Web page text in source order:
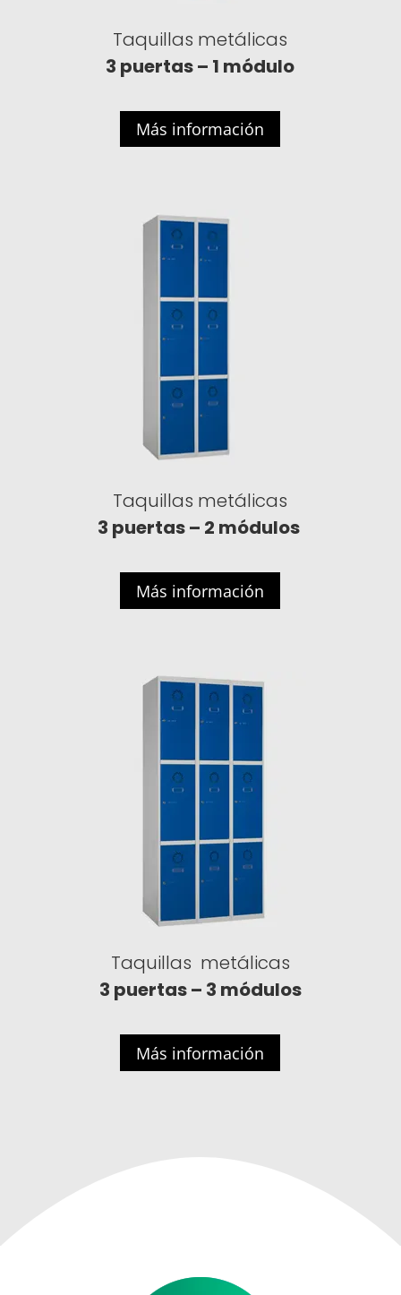
Taquillas metálicas
3 puertas – 1 módulo
Más información
Taquillas metálicas
3 puertas – 2 módulos
Más información
Taquillas metálicas
3 puertas – 3 módulos
Más información